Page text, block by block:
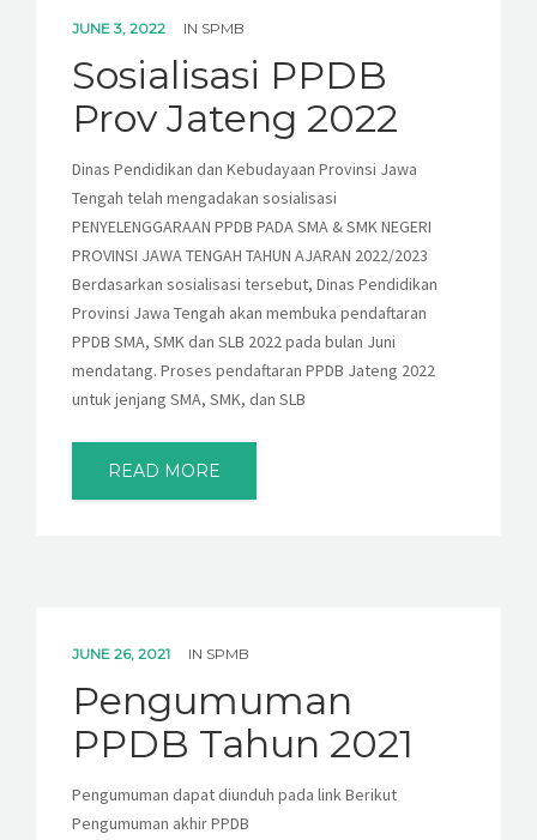
JUNE 3, 2022 IN SPMB
Sosialisasi PPDB
Prov Jateng 2022
Dinas Pendidikan dan Kebudayaan Provinsi Jawa
Tengah telah mengadakan sosialisasi
PENYELENGGARAAN PPDB PADA SMA & SMK NEGERI
PROVINSI JAWA TENGAH TAHUN AJARAN 2022/2023
Berdasarkan sosialisasi tersebut, Dinas Pendidikan
Provinsi Jawa Tengah akan membuka pendaftaran
PPDB SMA, SMK dan SLB 2022 pada bulan Juni
mendatang. Proses pendaftaran PPDB Jateng 2022
untuk jenjang SMA, SMK, dan SLB
READ MORE
JUNE 26, 2021 IN SPMB
Pengumuman
PPDB Tahun 2021
Pengumuman dapat diunduh pada link Berikut
Pengumuman akhir PPDB